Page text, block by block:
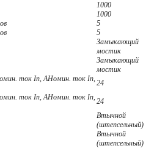
1000
1000
5
5
Замыкающий
мостик
Замыкающий
мостик
ток In, АНомин. ток In,24
ток In, АНомин. ток In,24
Втычной
(штепсельный)
Втычной
(штепсельный)